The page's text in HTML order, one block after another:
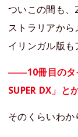
ついこの間も
ストラリアか
イリンガル版
――10冊目のタ
SUPER DX」と
そのくらいわか